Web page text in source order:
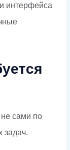
интерфейса
сами по
задач.